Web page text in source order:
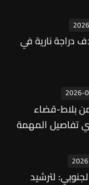
دراجة نارية في
2026-
بلاط-قضاء
تفاصيل المهمة
لترشيد